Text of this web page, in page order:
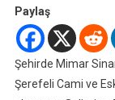
Paylaş
Şehirde Mimar
Şerefeli Cami ve